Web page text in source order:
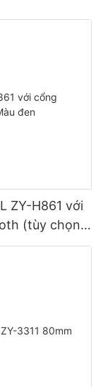
ZY-H861 với
(tùy chọn)